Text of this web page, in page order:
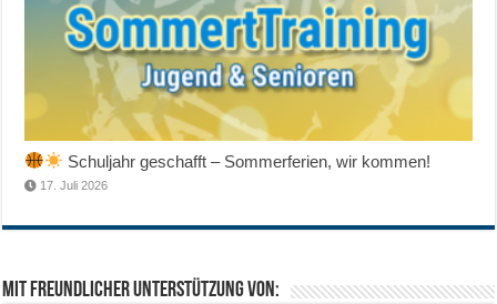
Schuljahr geschafft – Sommerferien, wir kommen!
17. Juli 2026
Mit freundlicher Unterstützung von: